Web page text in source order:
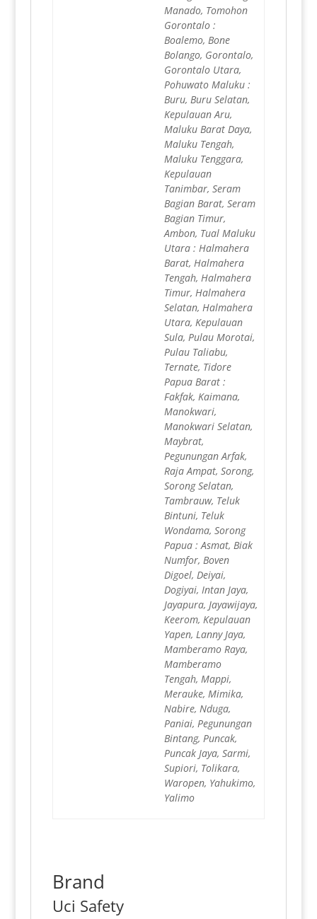
Manado, Tomohon
Gorontalo :
Boalemo, Bone
Bolango, Gorontalo,
Gorontalo Utara,
Pohuwato Maluku :
Buru, Buru Selatan,
Kepulauan Aru,
Maluku Barat Daya,
Maluku Tengah,
Maluku Tenggara,
Kepulauan
Tanimbar, Seram
Bagian Barat, Seram
Bagian Timur,
Ambon, Tual Maluku
Utara : Halmahera
Barat, Halmahera
Tengah, Halmahera
Timur, Halmahera
Selatan, Halmahera
Utara, Kepulauan
Sula, Pulau Morotai,
Pulau Taliabu,
Ternate, Tidore
Papua Barat :
Fakfak, Kaimana,
Manokwari,
Manokwari Selatan,
Maybrat,
Pegunungan Arfak,
Raja Ampat, Sorong,
Sorong Selatan,
Tambrauw, Teluk
Bintuni, Teluk
Wondama, Sorong
Papua : Asmat, Biak
Numfor, Boven
Digoel, Deiyai,
Dogiyai, Intan Jaya,
Jayapura, Jayawijaya,
Keerom, Kepulauan
Yapen, Lanny Jaya,
Mamberamo Raya,
Mamberamo
Tengah, Mappi,
Merauke, Mimika,
Nabire, Nduga,
Paniai, Pegunungan
Bintang, Puncak,
Puncak Jaya, Sarmi,
Supiori, Tolikara,
Waropen, Yahukimo,
Yalimo
Brand
Uci Safety